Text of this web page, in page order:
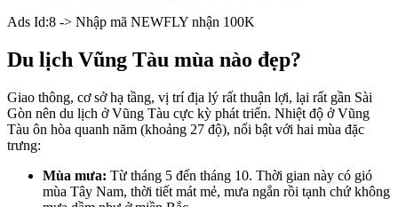
Ads Id:8 -> Nhập mã NEWFLY nhận 100K
Du lịch Vũng Tàu mùa nào đẹp?
Giao thông, cơ sở hạ tầng, vị trí địa lý rất thuận lợi, lại rất gần Sài
Gòn nên du lịch ở Vũng Tàu cực kỳ phát triển. Nhiệt độ ở Vũng
Tàu ôn hòa quanh năm (khoảng 27 độ), nổi bật với hai mùa đặc
trưng:
Mùa mưa: Từ tháng 5 đến tháng 10. Thời gian này có gió
mùa Tây Nam, thời tiết mát mẻ, mưa ngắn rồi tạnh chứ không